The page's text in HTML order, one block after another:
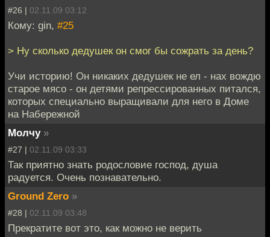
#26 | 02.11.09 03:12
Кому: gin, #25
> Ну сколько дедушек он смог бы сожрать за день?
Учи историю! Он никаких дедушек не ел - нах вождю
старое мясо - он детями репрессированных питался,
которых специально выращивали для него в Доме
на Набережной
Молчу »
#27 | 02.11.09 03:33
Так приятно знать родословие господ, душа
радуется. Очень познавательно.
Ground Zero »
#28 | 02.11.09 03:48
Прекратите вот это, как можно не верить